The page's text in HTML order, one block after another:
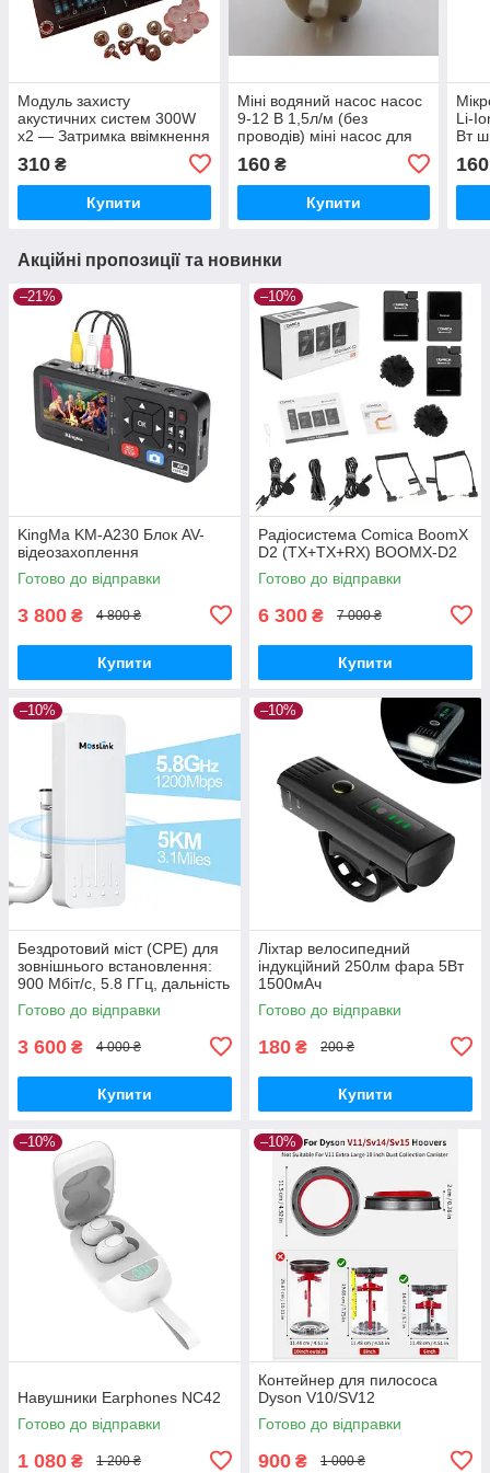
Модуль захисту
акустичних систем 300W
x2 — Затримка ввімкнення
та захист від DC-напруги
310 ₴
Купити
Міні водяний насос насос
9-12 В 1,5л/м (без
проводів) міні насос для
160₴
Купити
Li-
Вт
160
Акційні пропозиції та новинки
–21%
KingMa KM-A230 Блок AV-
відеозахоплення
Готово до відправки
3 800 ₴ 4 800 ₴
Купити
–10%
Радіосистема Comica BoomX
D2 (TX+TX+RX) BOOMX-D2
Готово до відправки
6 300 ₴ 7 000 ₴
Купити
–10%
Бездротовий міст (CPE) для
зовнішнього встановлення:
900 Мбіт/с, 5.8 ГГц, дальність
до 5 км. Точка доступу Wi-Fi,
бездротовий
Готово до відправки
3 600 ₴ 4 000 ₴
Купити
–10%
Ліхтар велосипедний
індукційний 250лм фара 5Вт
1500мАч
Готово до відправки
180 ₴ 200 ₴
Купити
–10%
Навушники Earphones NC42
Готово до відправки
1 080 ₴ 1 200 ₴
–10%
Контейнер для пилососа
Dyson V10/SV12
Готово до відправки
900 ₴ 1 000 ₴